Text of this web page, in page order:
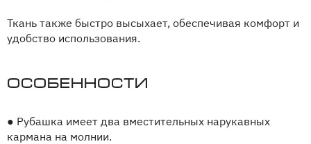
Ткань также быстро высыхает, обеспечивая комфорт и
удобство использования.
Особенности
● Рубашка имеет два вместительных нарукавных
кармана на молнии.